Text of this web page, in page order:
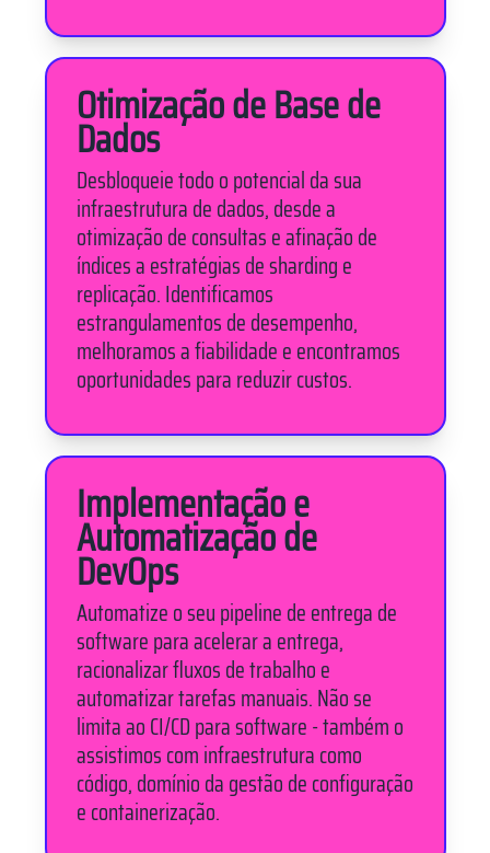
Otimização de Base de
Dados
Desbloqueie todo o potencial da sua
infraestrutura de dados, desde a
otimização de consultas e afinação de
índices a estratégias de sharding e
replicação. Identificamos
estrangulamentos de desempenho,
melhoramos a fiabilidade e encontramos
oportunidades para reduzir custos.
Implementação e
Automatização de
DevOps
Automatize o seu pipeline de entrega de
software para acelerar a entrega,
racionalizar fluxos de trabalho e
automatizar tarefas manuais. Não se
limita ao CI/CD para software - também o
assistimos com infraestrutura como
código, domínio da gestão de configuração
e containerização.